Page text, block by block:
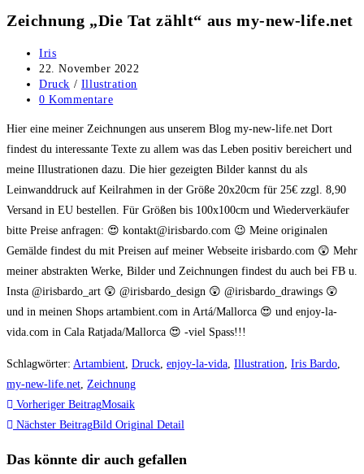
Zeichnung „Die Tat zählt“ aus my-new-life.net
Beitrags-
Autor:
Iris
Beitrag
veröffentlicht:
22. November 2022
Beitrags-
Kategorie:
Druck / Illustration
Beitrags-
0 Kommentare
Hier eine meiner Zeichnungen aus unserem Blog my-new-life.net Dort
findest du interessante Texte zu allem was das Leben positiv bereichert und
meine Illustrationen dazu. Die hier gezeigten Bilder kannst du als
Leinwanddruck auf Keilrahmen in der Größe 20x20cm für 25€ zzgl. 8,90
Versand in EU bestellen. Für Größen bis 100x100cm und Wiederverkäufer
bitte Preise anfragen: 😍 kontakt@irisbardo.com 😉 Meine originalen
Gemälde findest du mit Preisen auf meiner Webseite irisbardo.com 😲 Mehr
meiner abstrakten Werke, Bilder und Zeichnungen findest du auch bei FB u.
Insta @irisbardo_art 😲 @irisbardo_design 😲 @irisbardo_drawings 😲
und in meinen Shops artambient.com in Artá/Mallorca 😍 und enjoy-la-
vida.com in Cala Ratjada/Mallorca 😍 -viel Spass!!!
Schlagwörter: Artambient, Druck, enjoy-la-vida, Illustration, Iris Bardo,
my-new-life.net, Zeichnung
Weitere
Artikel
ansehen
Vorheriger BeitragMosaik
Nächster BeitragBild Original Detail
Das könnte dir auch gefallen